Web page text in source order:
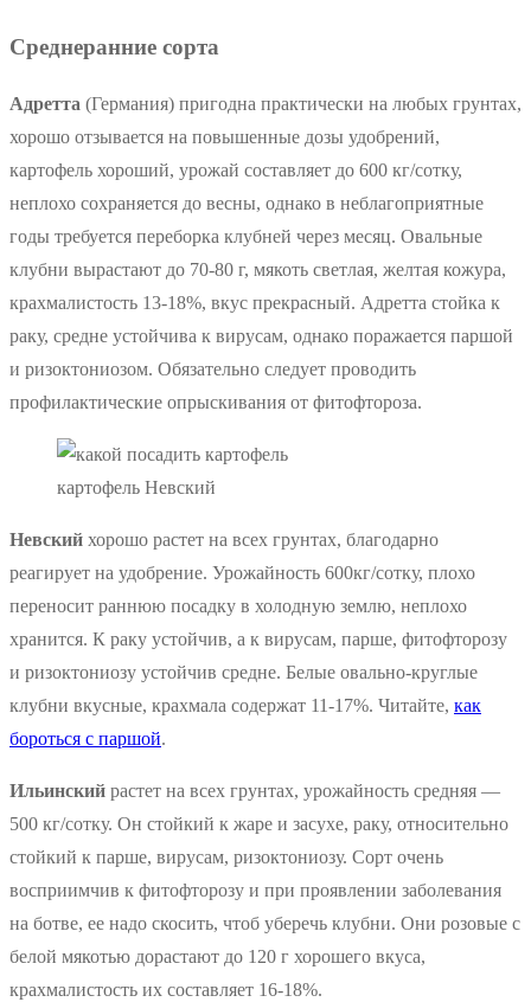
Среднеранние сорта
Адретта (Германия) пригодна практически на любых грунтах,
хорошо отзывается на повышенные дозы удобрений,
картофель хороший, урожай составляет до 600 кг/сотку,
неплохо сохраняется до весны, однако в неблагоприятные
годы требуется переборка клубней через месяц. Овальные
клубни вырастают до 70-80 г, мякоть светлая, желтая кожура,
крахмалистость 13-18%, вкус прекрасный. Адретта стойка к
раку, средне устойчива к вирусам, однако поражается паршой
и ризоктониозом. Обязательно следует проводить
профилактические опрыскивания от фитофтороза.
картофель Невский
Невский хорошо растет на всех грунтах, благодарно
реагирует на удобрение. Урожайность 600кг/сотку, плохо
переносит раннюю посадку в холодную землю, неплохо
хранится. К раку устойчив, а к вирусам, парше, фитофторозу
и ризоктониозу устойчив средне. Белые овально-круглые
клубни вкусные, крахмала содержат 11-17%. Читайте, как
бороться с паршой.
Ильинский растет на всех грунтах, урожайность средняя —
500 кг/сотку. Он стойкий к жаре и засухе, раку, относительно
стойкий к парше, вирусам, ризоктониозу. Сорт очень
восприимчив к фитофторозу и при проявлении заболевания
на ботве, ее надо скосить, чтоб уберечь клубни. Они розовые с
белой мякотью дорастают до 120 г хорошего вкуса,
крахмалистость их составляет 16-18%.